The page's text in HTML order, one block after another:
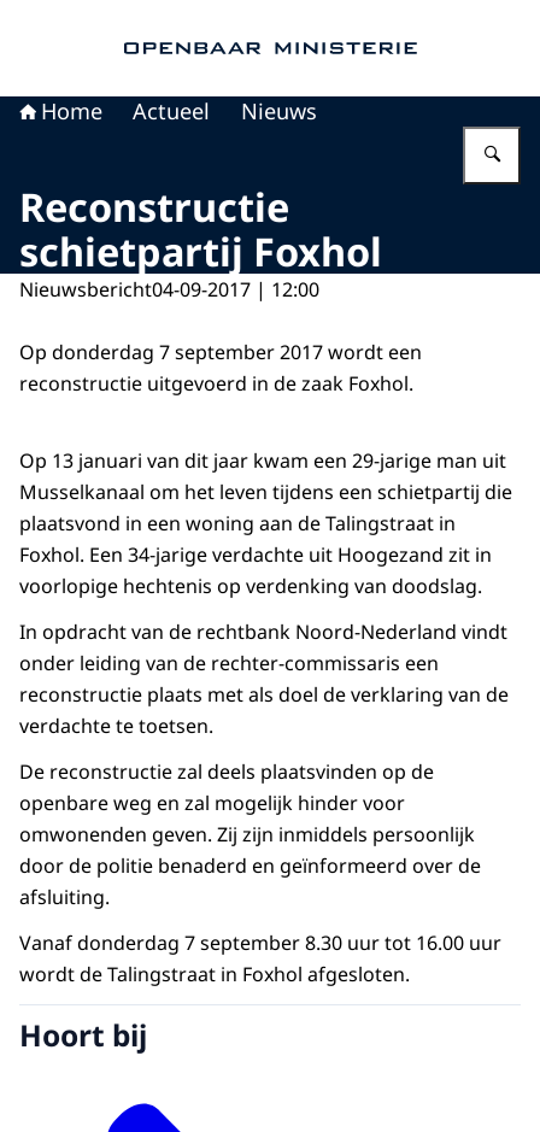
Home Actueel Nieuws
Reconstructie
schietpartij Foxhol
Nieuwsbericht04-09-2017 | 12:00
Op donderdag 7 september 2017 wordt een
reconstructie uitgevoerd in de zaak Foxhol.
Op 13 januari van dit jaar kwam een 29-jarige man uit
Musselkanaal om het leven tijdens een schietpartij die
plaatsvond in een woning aan de Talingstraat in
Foxhol. Een 34-jarige verdachte uit Hoogezand zit in
voorlopige hechtenis op verdenking van doodslag.
In opdracht van de rechtbank Noord-Nederland vindt
onder leiding van de rechter-commissaris een
reconstructie plaats met als doel de verklaring van de
verdachte te toetsen.
De reconstructie zal deels plaatsvinden op de
openbare weg en zal mogelijk hinder voor
omwonenden geven. Zij zijn inmiddels persoonlijk
door de politie benaderd en geïnformeerd over de
afsluiting.
Vanaf donderdag 7 september 8.30 uur tot 16.00 uur
wordt de Talingstraat in Foxhol afgesloten.
Hoort bij